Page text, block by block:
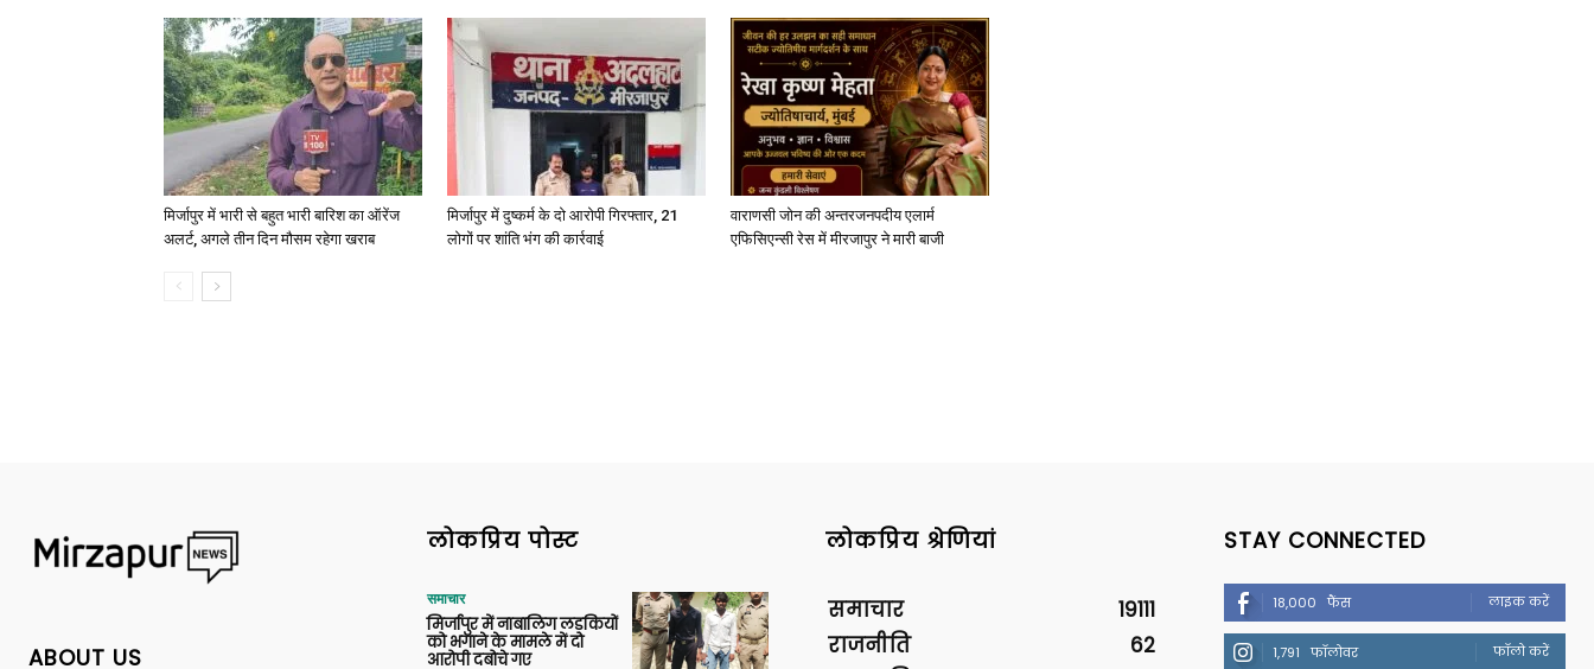
मिर्जापुर में भारी से बहुत भारी बारिश का ऑरेंज
अलर्ट, अगले तीन दिन मौसम रहेगा खराब
मिर्जापुर में दुष्कर्म के दो आरोपी गिरफ्तार, 21
लोगों पर शांति भंग की कार्रवाई
वाराणसी जोन की अन्तरजनपदीय एलार्म
एफिसिएन्सी रेस में मीरजापुर ने मारी बाजी
ABOUT US
लोकप्रिय पोस्ट
समाचार
मिर्जापुर में नाबालिग लड़कियों
को भगाने के मामले में दो
आरोपी दबोचे गए
लोकप्रिय श्रेणियां
समाचार
19111
राजनीति
62
STAY CONNECTED
18,000 फैंस लाइक करें
1,791 फॉलोवर फॉलो करें